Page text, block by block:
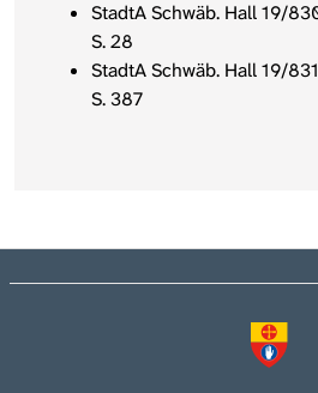
StadtA Schwäb. Hall 19/
S. 28
StadtA Schwäb. Hall 19/
S. 387